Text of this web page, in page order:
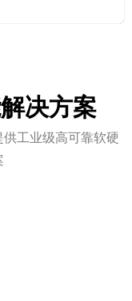
决方案
工业级高可靠软硬